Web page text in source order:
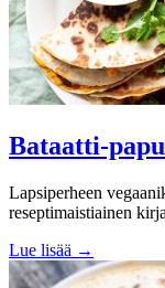
Bataatti-
Lapsiperheen
reseptimaistiainen
Lue lisää →